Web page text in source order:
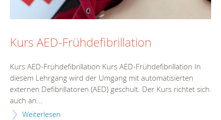
Kurs AED-Frühdefibrillation
Kurs AED-Frühdefibrillation Kurs AED-Frühdefibrillation In
diesem Lehrgang wird der Umgang mit automatisierten
externen Defibrillatoren (AED) geschult. Der Kurs richtet sich
auch an...
Weiterlesen